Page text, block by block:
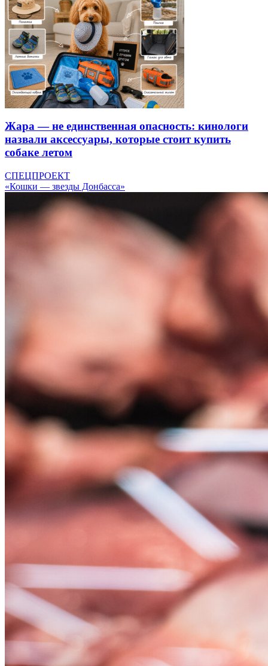
Жара — не единственная опасность: кинологи
назвали аксессуары, которые стоит купить
собаке летом
СПЕЦПРОЕКТ
«Кошки — звезды Донбасса»